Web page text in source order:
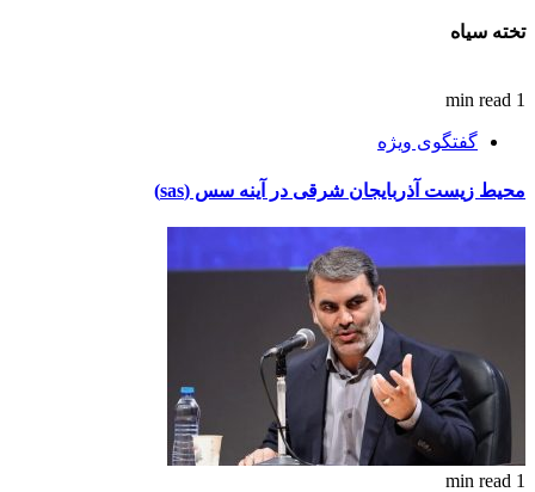
تخته سیاه
1 min read
گفتگوی ویژه
محیط زیست آذربایجان شرقی در آینه سس (sas)
1 min read